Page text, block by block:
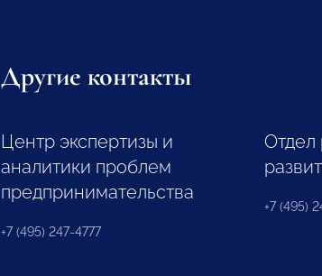
Другие контакты
Центр экспертизы и
аналитики проблем
предпринимательства
+7 (495) 247-4777
Отдел
+7 (495)